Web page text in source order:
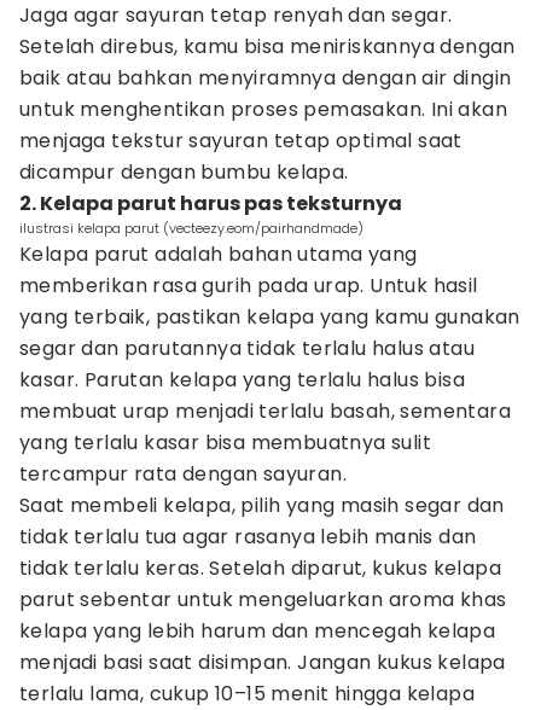
Jaga agar sayuran tetap renyah dan segar.
Setelah direbus, kamu bisa meniriskannya dengan
baik atau bahkan menyiramnya dengan air dingin
untuk menghentikan proses pemasakan. Ini akan
menjaga tekstur sayuran tetap optimal saat
dicampur dengan bumbu kelapa.
2. Kelapa parut harus pas teksturnya
ilustrasi kelapa parut (vecteezy.eom/pairhandmade)
Kelapa parut adalah bahan utama yang
memberikan rasa gurih pada urap. Untuk hasil
yang terbaik, pastikan kelapa yang kamu gunakan
segar dan parutannya tidak terlalu halus atau
kasar. Parutan kelapa yang terlalu halus bisa
membuat urap menjadi terlalu basah, sementara
yang terlalu kasar bisa membuatnya sulit
tercampur rata dengan sayuran.
Saat membeli kelapa, pilih yang masih segar dan
tidak terlalu tua agar rasanya lebih manis dan
tidak terlalu keras. Setelah diparut, kukus kelapa
parut sebentar untuk mengeluarkan aroma khas
kelapa yang lebih harum dan mencegah kelapa
menjadi basi saat disimpan. Jangan kukus kelapa
terlalu lama, cukup 10–15 menit hingga kelapa